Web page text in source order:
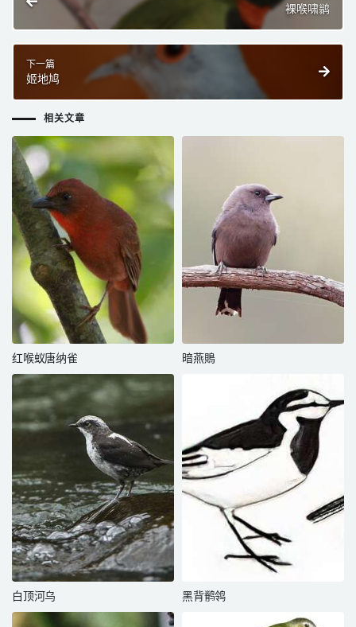
裸喉啸鹟
下一篇
姬地鸠
相关文章
红喉蚁唐纳雀 暗燕鵙
白顶河乌 黑背鹡鸰